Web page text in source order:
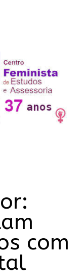
com